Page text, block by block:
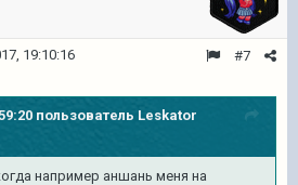
#7
19:10:16
пользователь Leskator
например аншань меня на